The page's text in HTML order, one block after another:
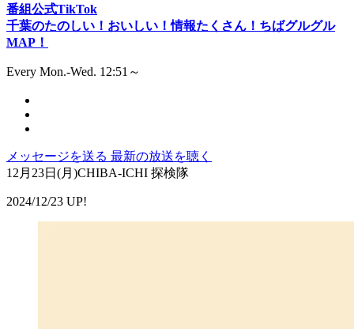
番組公式TikTok
千葉のたのしい！おいしい！情報たくさん！ちばグルグル
MAP！
Every Mon.-Wed. 12:51～
メッセージを送る 最新の放送を聴く
12月23日(月)CHIBA-ICHI 探検隊
2024/12/23 UP!